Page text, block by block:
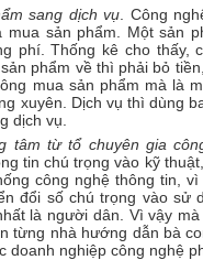
sang dịch vụ . Công
mua sản phẩm. Một sản
phí. Thống kê cho thấy,
phẩm về thì phải bỏ
mua sản phẩm mà là
xuyên. Dịch vụ thì dùng
dịch vụ.
tâm từ tổ chuyên gia
tin chú trọng vào kỹ
công nghệ thông tin,
đổi số chú trọng vào sử
là người dân. Vì vậy
từng nhà hướng dẫn bà
doanh nghiệp công nghệ